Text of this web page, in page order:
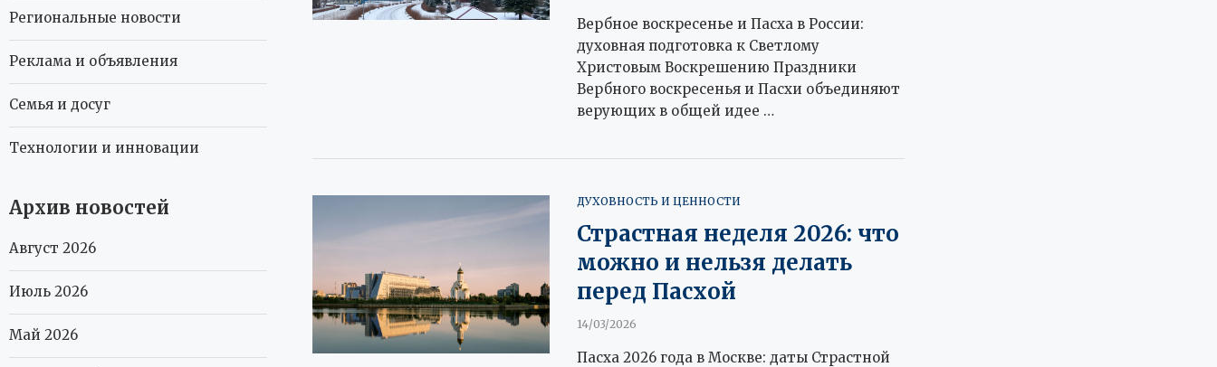
Вербное воскресенье и Пасха в России:
духовная подготовка к Светлому
Христовым Воскрешению Праздники
Вербного воскресенья и Пасхи объединяют
верующих в общей идее …
ДУХОВНОСТЬ И ЦЕННОСТИ
Страстная неделя 2026: что
можно и нельзя делать
перед Пасхой
14/03/2026
Пасха 2026 года в Москве: даты Страстной
Региональные новости
Реклама и объявления
Семья и досуг
Технологии и инновации
Архив новостей
Август 2026
Июль 2026
Май 2026